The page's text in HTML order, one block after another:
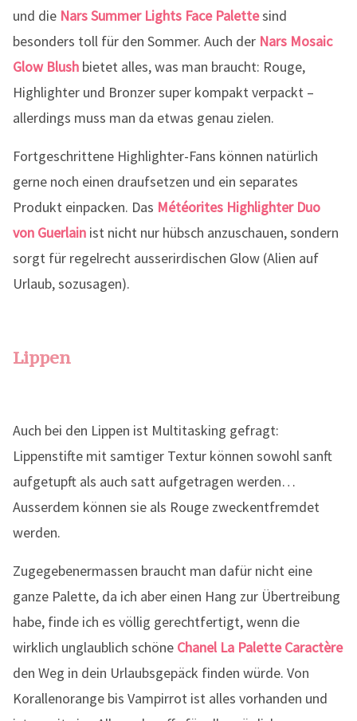
und die Nars Summer Lights Face Palettesind
besonders toll für den Sommer. Auch der Nars Mosaic
Glow Blush bietet alles, was man braucht: Rouge,
Highlighter und Bronzer super kompakt verpackt –
allerdings muss man da etwas genau zielen.
Fortgeschrittene Highlighter-Fans können natürlich
gerne noch einen draufsetzen und ein separates
Produkt einpacken. Das Météorites Highlighter Duo
von Guerlain ist nicht nur hübsch anzuschauen, sondern
sorgt für regelrecht ausserirdischen Glow (Alien auf
Urlaub, sozusagen).
Lippen
Auch bei den Lippen ist Multitasking gefragt:
Lippenstifte mit samtiger Textur können sowohl sanft
aufgetupft als auch satt aufgetragen werden…
Ausserdem können sie als Rouge zweckentfremdet
werden.
Zugegebenermassen braucht man dafür nicht eine
ganze Palette, da ich aber einen Hang zur Übertreibung
habe, finde ich es völlig gerechtfertigt, wenn die
wirklich unglaublich schöne Chanel La Palette Caractère
den Weg in dein Urlaubsgepäck finden würde. Von
Korallenorange bis Vampirrot ist alles vorhanden und